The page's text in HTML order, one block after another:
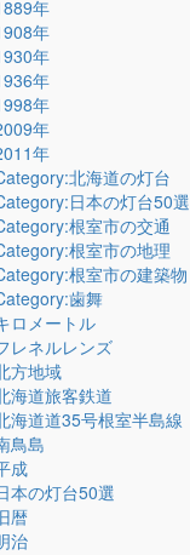
年
年
年
年
年
年
年
北海道の灯台
日本の灯台50選
根室市の交通
根室市の地理
根室市の建築物
歯舞
ロメートル
レネルレンズ
方地域
海道旅客鉄道
海道道35号根室半島線
鳥島
成
本の灯台50選
暦
治